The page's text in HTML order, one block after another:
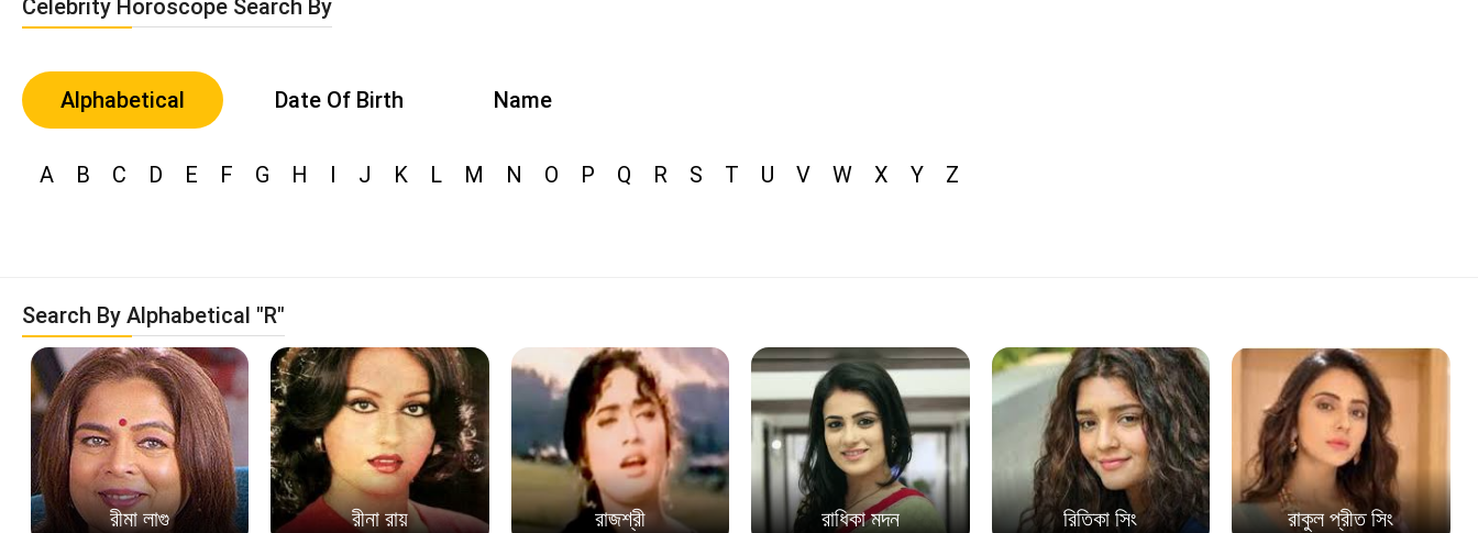
Celebrity Horoscope Search By
Alphabetical Date Of Birth Name
A B C D E F G H I J K L M N O P Q R S T U V W X Y Z
Search By Alphabetical "R"
রীমা লাগু রীনা রায় রাজশ্রী রাধিকা মদন রিতিকা সিং রাকুল প্রীত সিং